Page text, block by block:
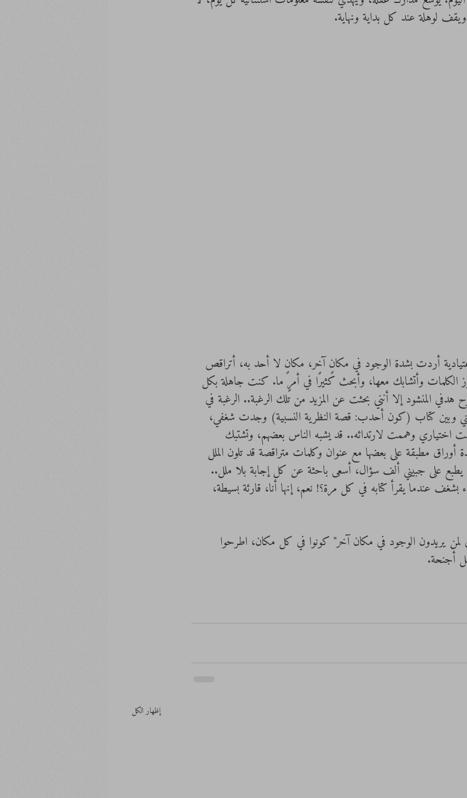
لوهلة عند كل بداية ونهاية.
أردت بشدة الوجود في مكانٍ آخر، مكانٍ لا أحد به، أتراقص
الكلمات وأتشابك معها، وأبحث كثيرًا في أمرٍ ما. كنت جاهلة بكل
المنشود إلا أنني بحثت عن المزيد من تلك الرغبة.. الرغبة في
بيني وبين كتاب (كون أحدب: قصة النظرية النسبية) وجدت شغفي،
وهممت لارتدائه.. قد يشبه الناس بعضهم، وتشتبك
أوراق مطبقة على بعضها مع عنوان وكلمات متراقصة قد تلون الملل
يطبع على جبيني ألف سؤال، أسعى باحثة عن كل إجابة بلا ملل..
عندما يقرأ كتابه في كل مرة؟! نعم، إنها أنا، قارئة بسيطة،
هي لمن يريدون الوجود في مكان آخر" كونوا في كل مكان، اطرحوا
أجنحة.
إظهار الكل